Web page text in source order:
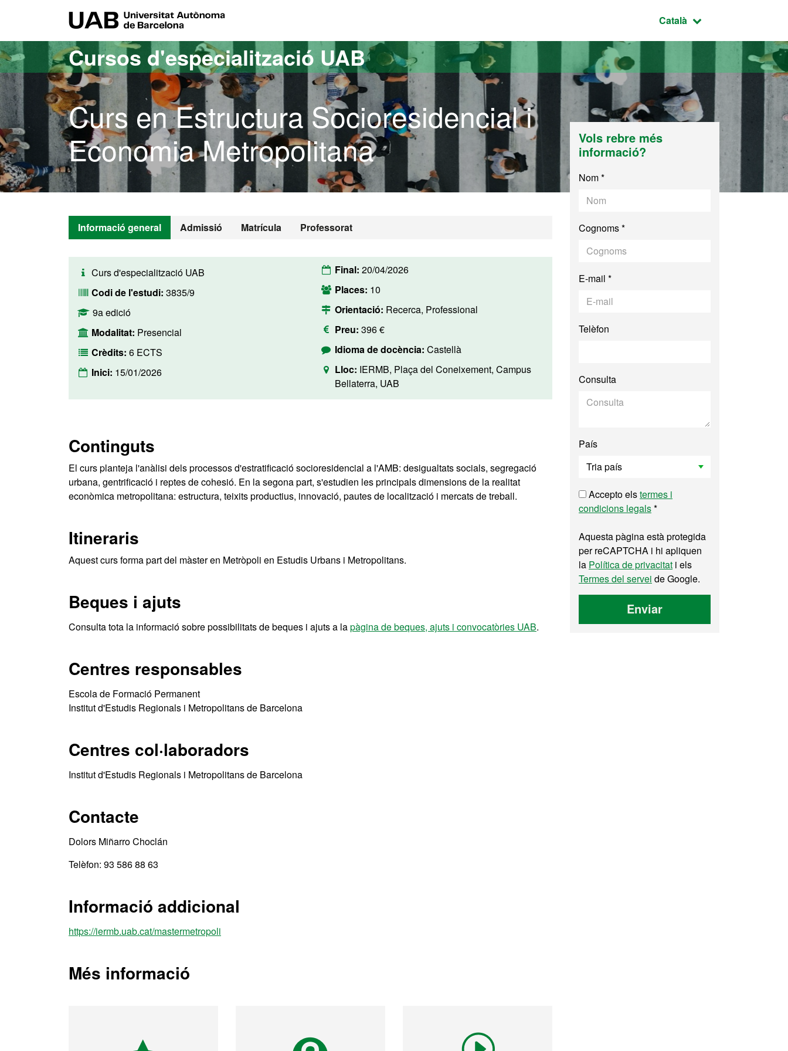
Idioma seleccionat:
Català
Cursos d'especialització UAB
Curs en Estructura Socioresidencial i
Economia Metropolitana
Informació general Admissió Matrícula Professorat
Curs d'especialització UAB
Codi de l'estudi: 3835/9
9a edició
Modalitat: Presencial
Crèdits: 6 ECTS
Inici: 15/01/2026
Final: 20/04/2026
Places: 10
Orientació: Recerca, Professional
Preu: 396 €
Idioma de docència: Castellà
Lloc: IERMB, Plaça del Coneixement, Campus
Bellaterra, UAB
Continguts
El curs planteja l'anàlisi dels processos d'estratificació socioresidencial a l'AMB: desigualtats socials, segregació
urbana, gentrificació i reptes de cohesió. En la segona part, s'estudien les principals dimensions de la realitat
econòmica metropolitana: estructura, teixits productius, innovació, pautes de localització i mercats de treball.
Itineraris
Aquest curs forma part del màster en Metròpoli en Estudis Urbans i Metropolitans.
Beques i ajuts
Consulta tota la informació sobre possibilitats de beques i ajuts a lapàgina de beques, ajuts i convocatòries UAB.
Centres responsables
Escola de Formació Permanent
Institut d'Estudis Regionals i Metropolitans de Barcelona
Centres col·laboradors
Institut d'Estudis Regionals i Metropolitans de Barcelona
Contacte
Dolors Miñarro Choclán
Telèfon: 93 586 88 63
Informació addicional
https://iermb.uab.cat/mastermetropoli
Més informació
Vols rebre més
informació?
Nom *
Cognoms *
E-mail *
Telèfon
Consulta
País
Accepto elstermes i
condicions legals*
Aquesta pàgina està protegida
per reCAPTCHA i hi apliquen
la Política de privacitat i els
Termes del servei de Google.
Enviar